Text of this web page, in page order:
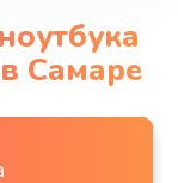
Самаре